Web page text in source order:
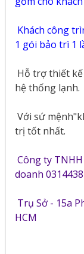
Khách công
1 gói bảo trì 1
Hỗ trợ thiết
hệ thống lạnh.
Với sứ
trị tốt nhất.
Công ty
doanh
Trụ Sở - 15a
HCM